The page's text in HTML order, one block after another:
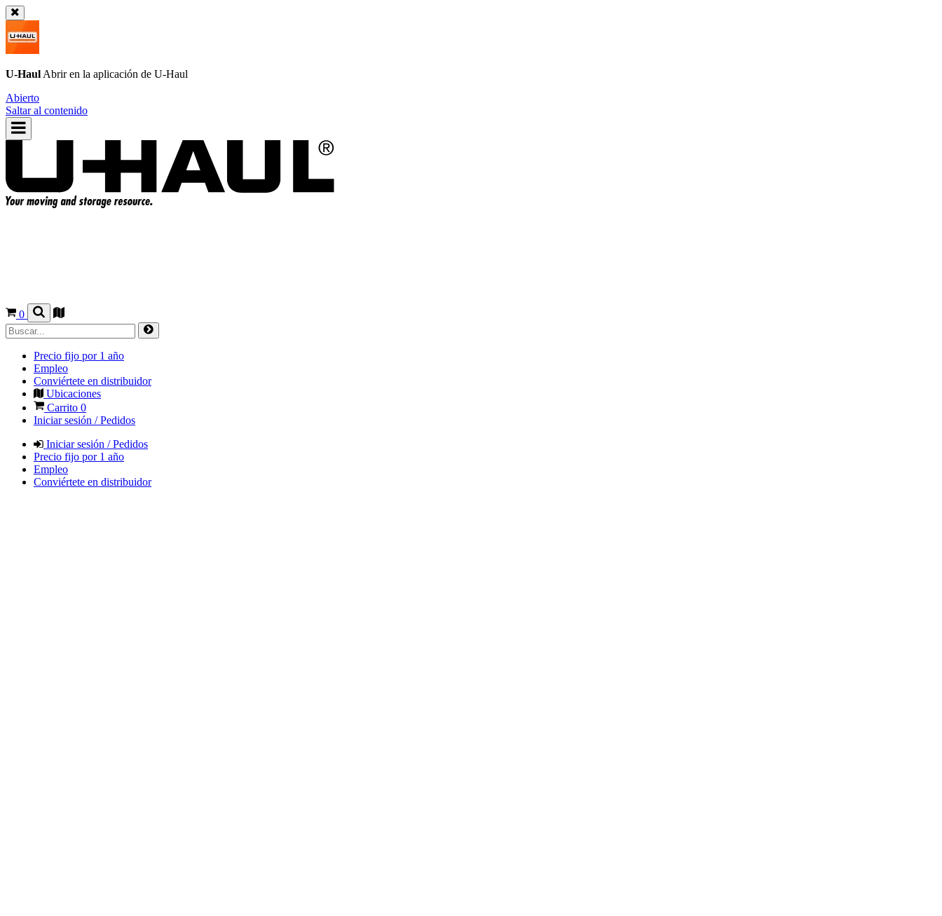
U-Haul Abrir en la aplicación de U-Haul
Abierto
Saltar al contenido
0
Precio fijo por 1 año
Empleo
Conviértete en distribuidor
Ubicaciones
Carrito 0
Iniciar sesión / Pedidos
Iniciar sesión / Pedidos
Precio fijo por 1 año
Empleo
Conviértete en distribuidor